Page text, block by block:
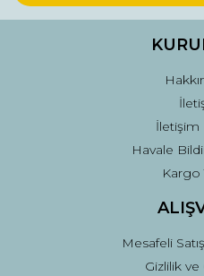
Ürün fiyatı diğer sitelerden
İletişim
Havale
Kargo
Mesafeli
Gizlilik